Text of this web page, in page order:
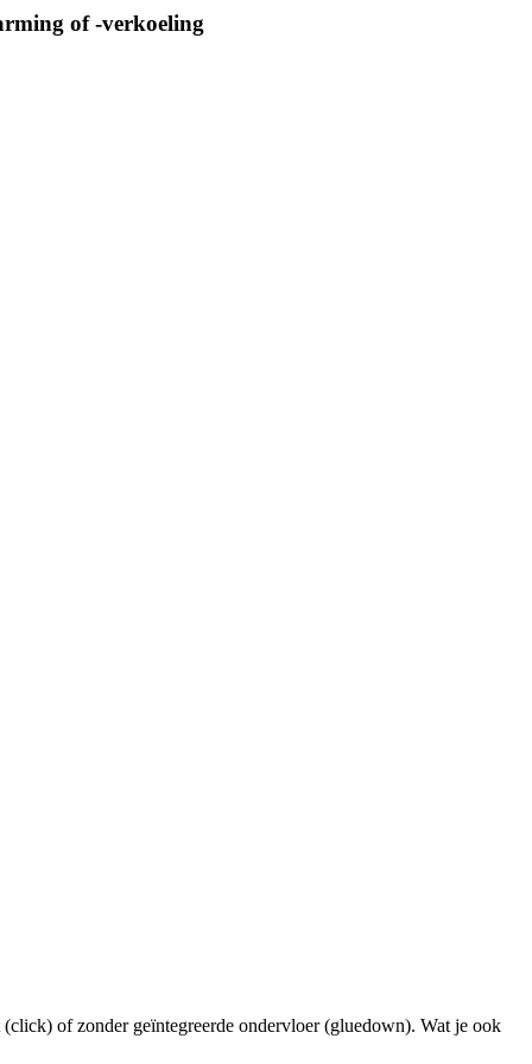
of -verkoeling
of zonder geïntegreerde ondervloer (gluedown). Wat je ook